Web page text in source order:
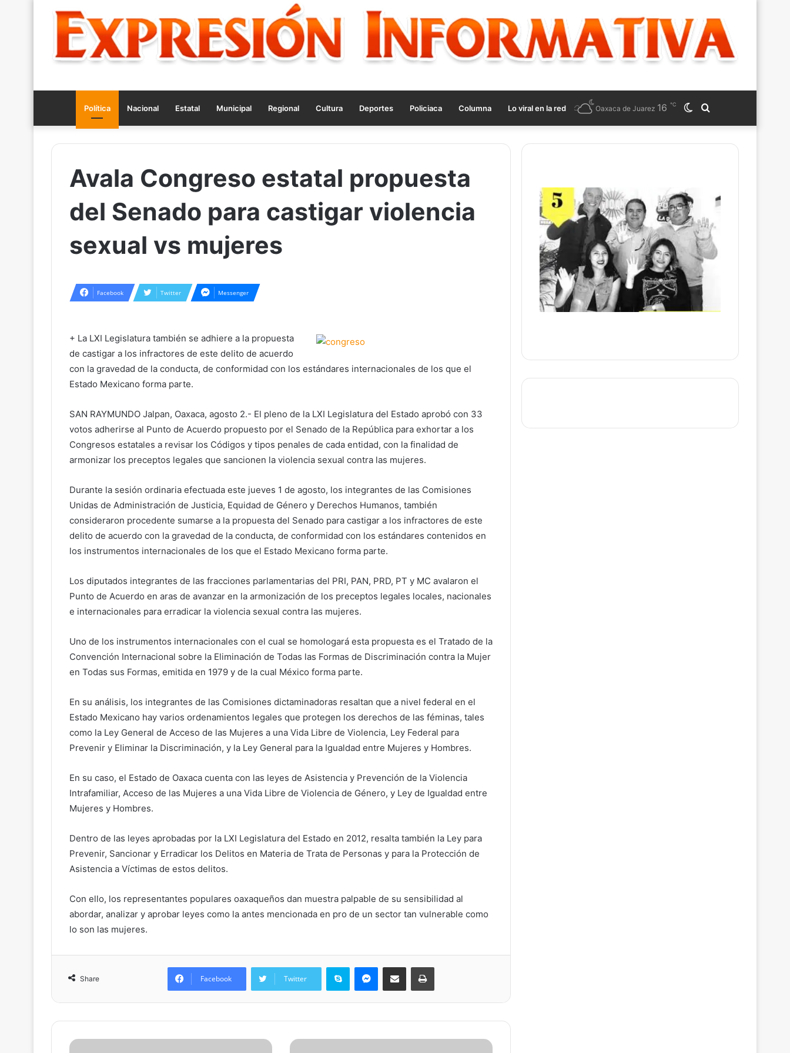
Política Nacional Estatal Municipal Regional Cultura Deportes Policiaca Columna Lo viral en la red
for
Switch
skin
Oaxaca de Juarez 16 ℃
Avala Congreso estatal propuesta
del Senado para castigar violencia
sexual vs mujeres
Facebook Twitter Messenger
+ La LXI Legislatura también se adhiere a la propuesta
de castigar a los infractores de este delito de acuerdo
con la gravedad de la conducta, de conformidad con los estándares internacionales de los que el
Estado Mexicano forma parte.
SAN RAYMUNDO Jalpan, Oaxaca, agosto 2.- El pleno de la LXI Legislatura del Estado aprobó con 33
votos adherirse al Punto de Acuerdo propuesto por el Senado de la República para exhortar a los
Congresos estatales a revisar los Códigos y tipos penales de cada entidad, con la finalidad de
armonizar los preceptos legales que sancionen la violencia sexual contra las mujeres.
Durante la sesión ordinaria efectuada este jueves 1 de agosto, los integrantes de las Comisiones
Unidas de Administración de Justicia, Equidad de Género y Derechos Humanos, también
consideraron procedente sumarse a la propuesta del Senado para castigar a los infractores de este
delito de acuerdo con la gravedad de la conducta, de conformidad con los estándares contenidos en
los instrumentos internacionales de los que el Estado Mexicano forma parte.
Los diputados integrantes de las fracciones parlamentarias del PRI, PAN, PRD, PT y MC avalaron el
Punto de Acuerdo en aras de avanzar en la armonización de los preceptos legales locales, nacionales
e internacionales para erradicar la violencia sexual contra las mujeres.
Uno de los instrumentos internacionales con el cual se homologará esta propuesta es el Tratado de la
Convención Internacional sobre la Eliminación de Todas las Formas de Discriminación contra la Mujer
en Todas sus Formas, emitida en 1979 y de la cual México forma parte.
En su análisis, los integrantes de las Comisiones dictaminadoras resaltan que a nivel federal en el
Estado Mexicano hay varios ordenamientos legales que protegen los derechos de las féminas, tales
como la Ley General de Acceso de las Mujeres a una Vida Libre de Violencia, Ley Federal para
Prevenir y Eliminar la Discriminación, y la Ley General para la Igualdad entre Mujeres y Hombres.
En su caso, el Estado de Oaxaca cuenta con las leyes de Asistencia y Prevención de la Violencia
Intrafamiliar, Acceso de las Mujeres a una Vida Libre de Violencia de Género, y Ley de Igualdad entre
Mujeres y Hombres.
Dentro de las leyes aprobadas por la LXI Legislatura del Estado en 2012, resalta también la Ley para
Prevenir, Sancionar y Erradicar los Delitos en Materia de Trata de Personas y para la Protección de
Asistencia a Víctimas de estos delitos.
Con ello, los representantes populares oaxaqueños dan muestra palpable de su sensibilidad al
abordar, analizar y aprobar leyes como la antes mencionada en pro de un sector tan vulnerable como
lo son las mujeres.
Share Facebook Twitter
Skype Messenger
Share via Email Print